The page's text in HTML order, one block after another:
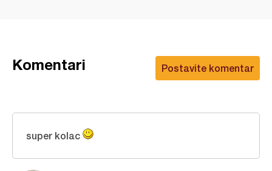
Postavite komentar
Komentari
super kolac